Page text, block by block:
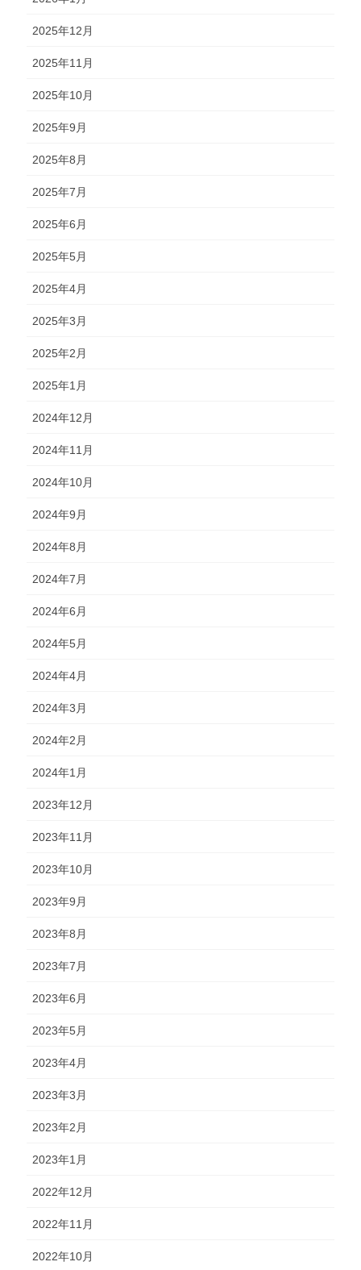
2025年12月
2025年11月
2025年10月
2025年9月
2025年8月
2025年7月
2025年6月
2025年5月
2025年4月
2025年3月
2025年2月
2025年1月
2024年12月
2024年11月
2024年10月
2024年9月
2024年8月
2024年7月
2024年6月
2024年5月
2024年4月
2024年3月
2024年2月
2024年1月
2023年12月
2023年11月
2023年10月
2023年9月
2023年8月
2023年7月
2023年6月
2023年5月
2023年4月
2023年3月
2023年2月
2023年1月
2022年12月
2022年11月
2022年10月